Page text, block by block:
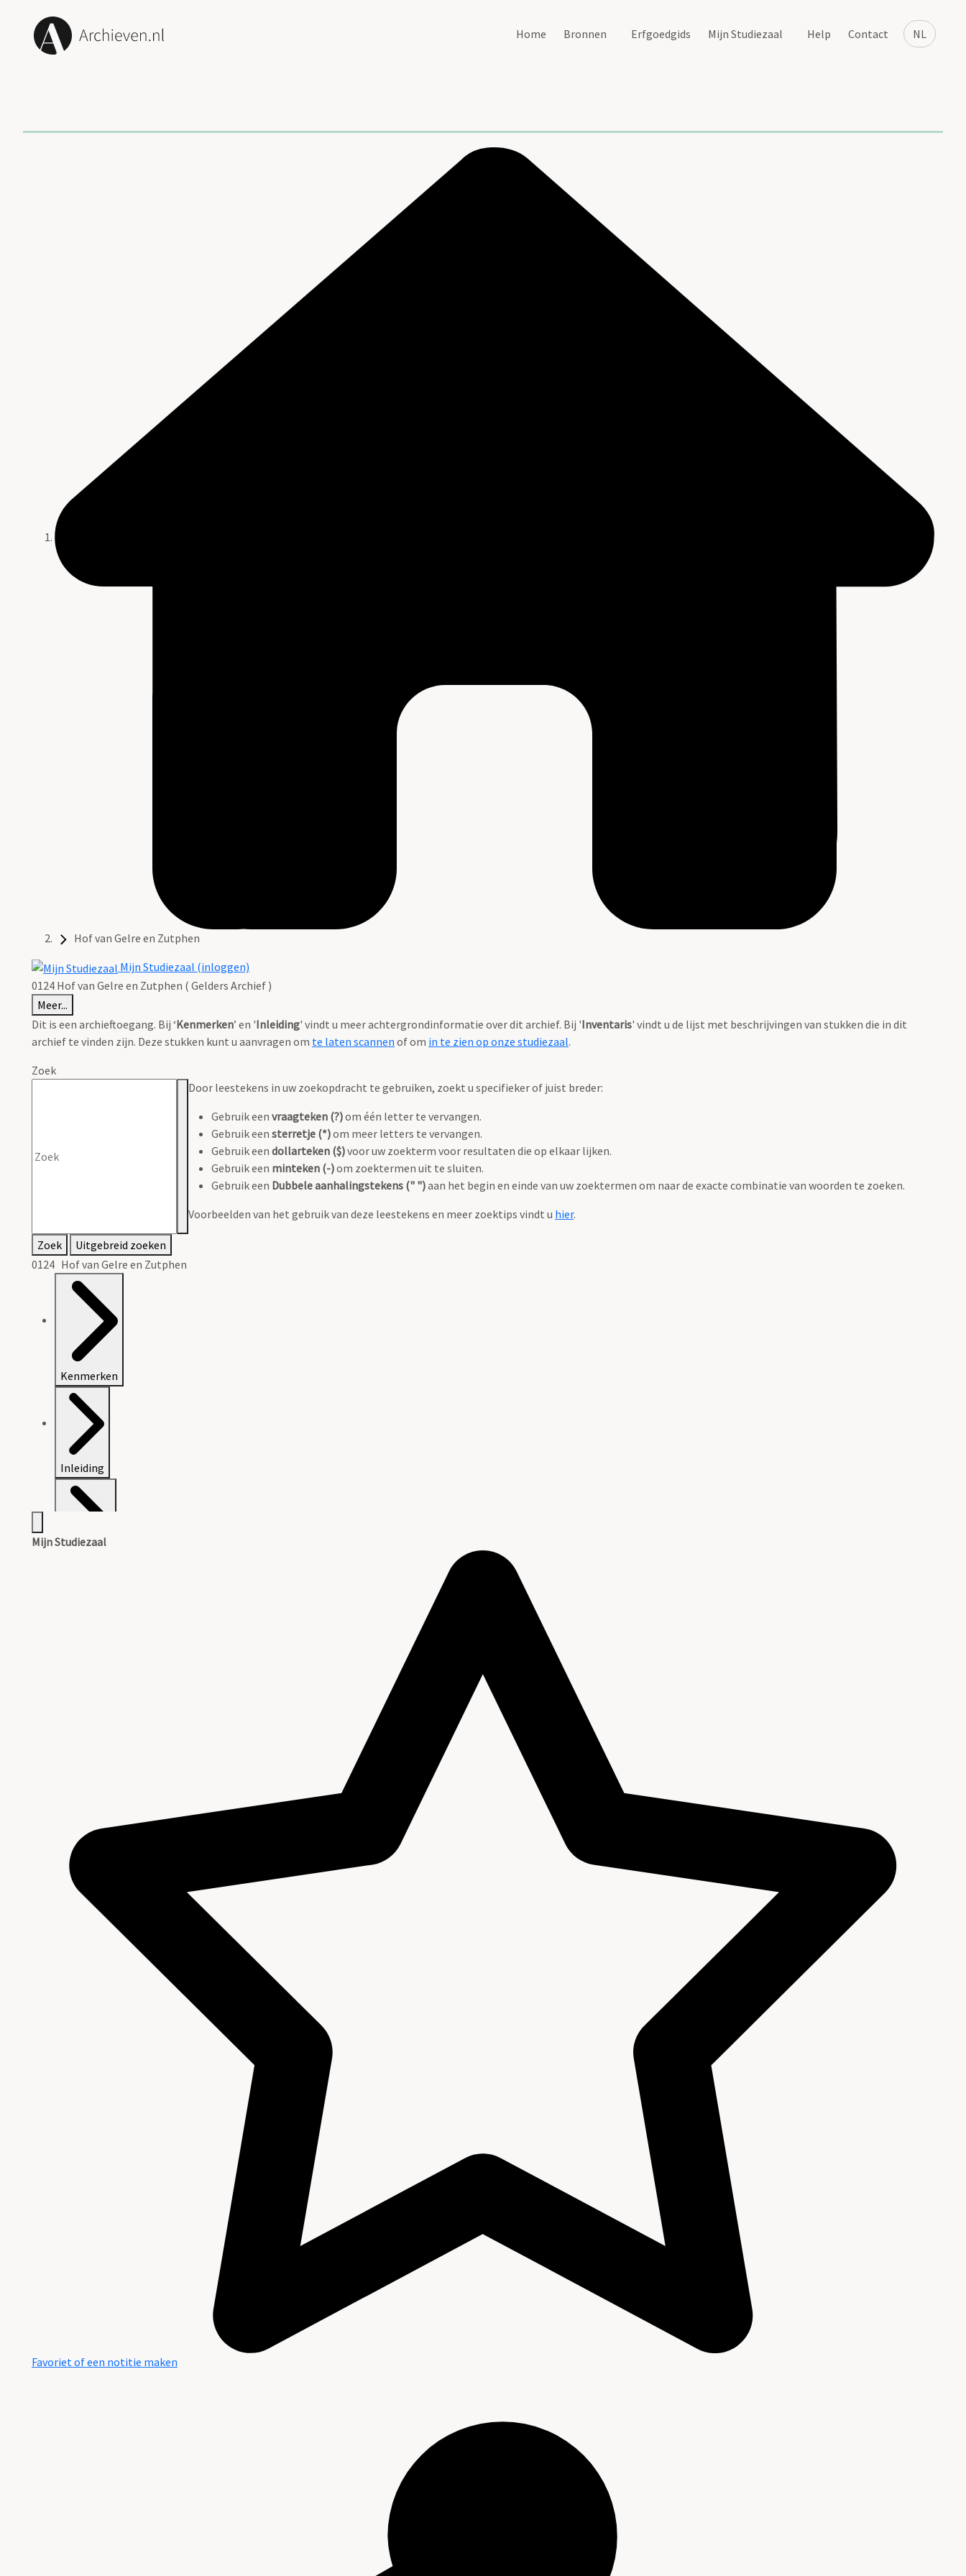
NL
Home Bronnen Erfgoedgids Mijn Studiezaal Help Contact
Hof van Gelre en Zutphen
Mijn Studiezaal (inloggen)
0124 Hof van Gelre en Zutphen ( Gelders Archief )
Meer...
Dit is een archieftoegang. Bij ‘Kenmerken’ en 'Inleiding' vindt u meer achtergrondinformatie over dit archief. Bij 'Inventaris' vindt u de lijst met beschrijvingen van stukken die in dit
archief te vinden zijn. Deze stukken kunt u aanvragen om te laten scannen of om in te zien op onze studiezaal.
Zoek
Door leestekens in uw zoekopdracht te gebruiken, zoekt u specifieker of juist breder:
Gebruik een vraagteken (?)om één letter te vervangen.
Gebruik een sterretje (*)om meer letters te vervangen.
Gebruik een dollarteken ($)voor uw zoekterm voor resultaten die op elkaar lijken.
Gebruik een minteken (-)om zoektermen uit te sluiten.
Gebruik een Dubbele aanhalingstekens (" ")aan het begin en einde van uw zoektermen om naar de exacte combinatie van woorden te zoeken.
Voorbeelden van het gebruik van deze leestekens en meer zoektips vindt u hier.
Zoek
Uitgebreid zoeken
0124 Hof van Gelre en Zutphen
Kenmerken
Inleiding
Mijn Studiezaal
Favoriet of een notitie maken